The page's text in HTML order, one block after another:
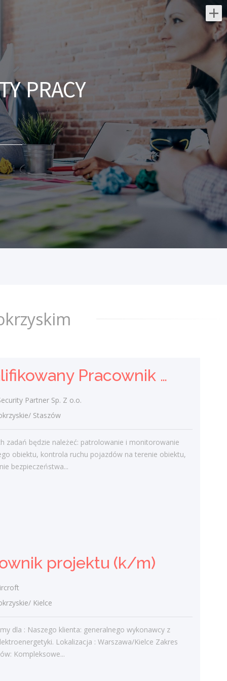
Najnowsze oferty pracy:
Kwalifikowany Pracownik /
Kwalifikowana Pracowniczka
DGP Security Partner Sp. Z o.o.
świętokrzyskie/
Do Twoich zadań będzie należeć:
patrolowanie i monitorowanie
chronionego obiektu, kontrola ruchu
pojazdów na terenie obiektu, zapewnienie
bezpieczeństwa...
wczoraj
Kwalifikowany Pracownik /
Kwalifikowana Pracowniczka
Ochrony
chronionego obiektu, kontrola ruchu
Kwalifikowany Pracownik /
DGP Security Partner Sp. Z o.o.
świętokrzyskie/ Połaniec
Rekrutujemy dla : Naszego klienta:
generalnego wykonawcy z sektora
PRACY
Kwalifikowany Pracownik / Kwalifikowana Pracowniczka Ochrony
Partner Sp. Z o.o.
Staszów
zadań będzie należeć: patrolowanie i monitorowanie
obiektu, kontrola ruchu pojazdów na terenie obiektu,
bezpieczeństwa...
projektu (k/m)
Kielce
dla : Naszego klienta: generalnego wykonawcy z
Lokalizacja : Warszawa/Kielce Zakres
Kompleksowe...